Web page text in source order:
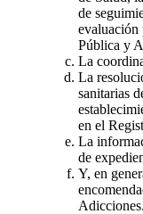
de
evaluación
Pública y
La
La
sanitarias
en el
La
de
Y, en
Adicciones.